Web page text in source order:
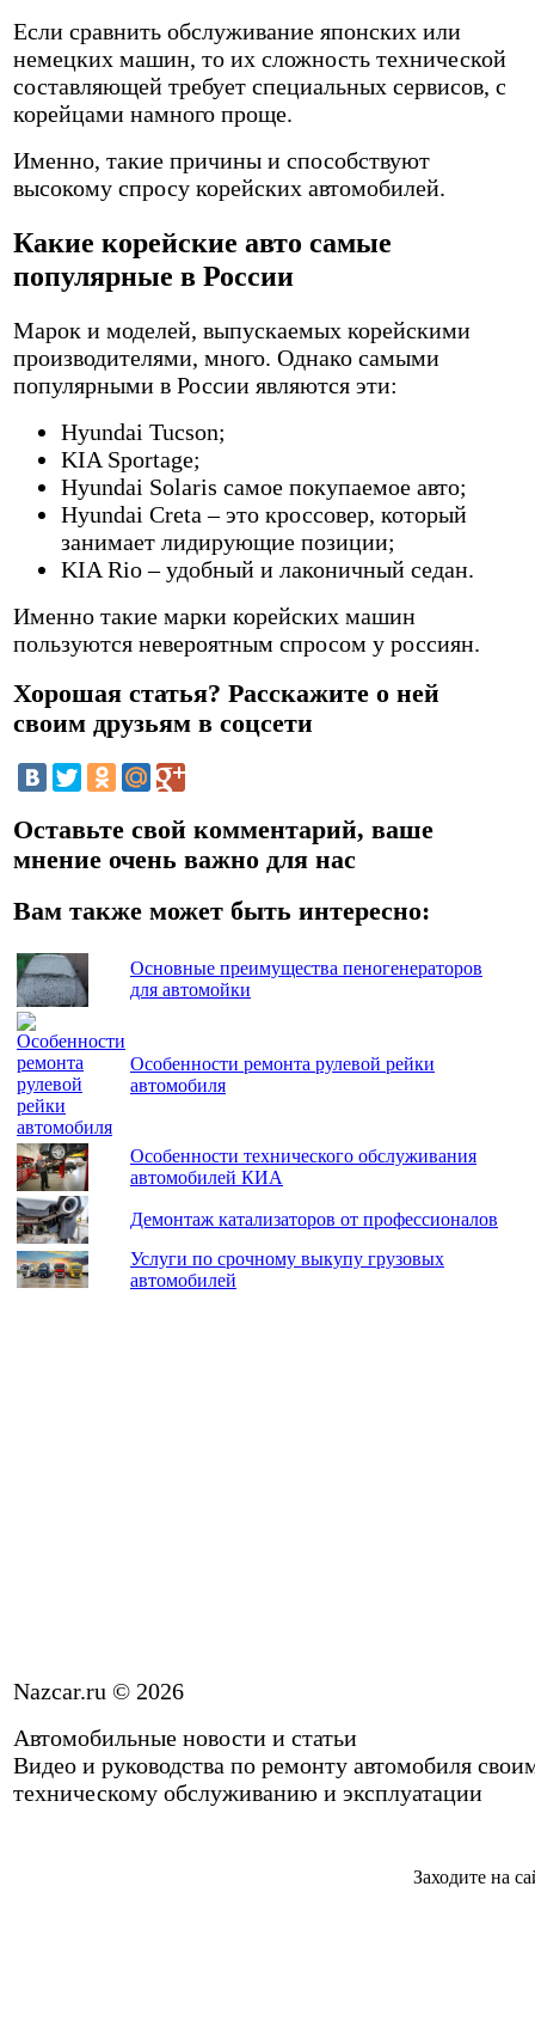
Если сравнить обслуживание японских или
немецких машин, то их сложность технической
составляющей требует специальных сервисов, с
корейцами намного проще.
Именно, такие причины и способствуют
высокому спросу корейских автомобилей.
Какие корейские авто самые
популярные в России
Марок и моделей, выпускаемых корейскими
производителями, много. Однако самыми
популярными в России являются эти:
Hyundai Tucson;
KIA Sportage;
Hyundai Solaris самое покупаемое авто;
Hyundai Creta – это кроссовер, который
занимает лидирующие позиции;
KIA Rio – удобный и лаконичный седан.
Именно такие марки корейских машин
пользуются невероятным спросом у россиян.
Хорошая статья? Расскажите о ней
своим друзьям в соцсети
Оставьте свой комментарий, ваше
мнение очень важно для нас
Вам также может быть интересно:
Основные преимущества пеногенераторов
для автомойки
Особенности ремонта рулевой рейки
автомобиля
Особенности технического обслуживания
автомобилей КИА
Демонтаж катализаторов от профессионалов
Услуги по срочному выкупу грузовых
автомобилей
Nazcar.ru © 2026
Автомобильные новости и статьи
Видео и руководства по ремонту автомобиля
техническому обслуживанию и эксплуатации
Заходите на